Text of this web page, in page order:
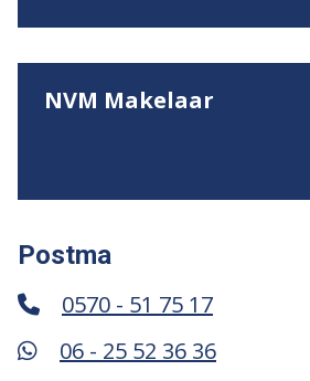
NVM Makelaar
Postma
0570 - 51 75 17
06 - 25 52 36 36